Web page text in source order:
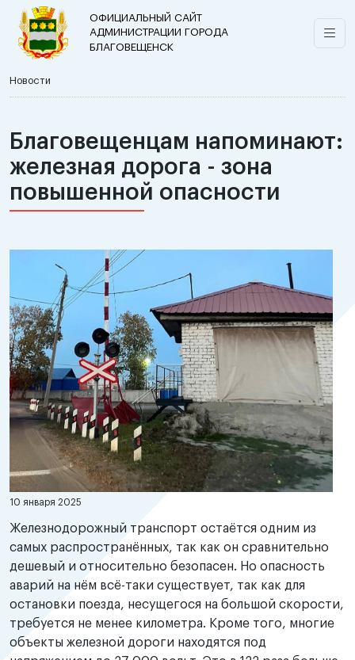
ОФИЦИАЛЬНЫЙ САЙТ
АДМИНИСТРАЦИИ ГОРОДА
БЛАГОВЕЩЕНСК
Новости
Благовещенцам напоминают:
железная дорога - зона
повышенной опасности
10 января 2025
Железнодорожный транспорт остаётся одним из
самых распространённых, так как он сравнительно
дешевый и относительно безопасен. Но опасность
аварий на нём всё-таки существует, так как для
остановки поезда, несущегося на большой скорости,
требуется не менее километра. Кроме того, многие
объекты железной дороги находятся под